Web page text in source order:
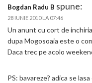
Bogdan Radu B spune:
28 IUNIE 2010 LA 07:46
Un anunt cu cort de
dupa Mogosoaia este o
Daca trec pe acolo
PS: bavareze? adica se